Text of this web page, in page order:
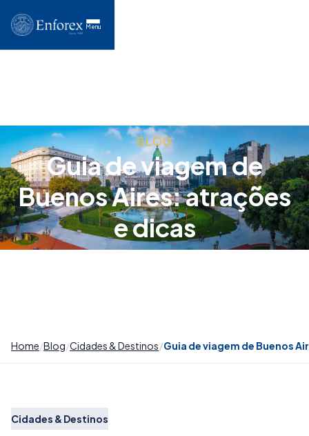
Menu
BLOG
Guia de viagem de
Buenos Aires: atrações
e dicas
Home Blog Cidades & Destinos Guia de viagem de Buenos
Cidades & Destinos